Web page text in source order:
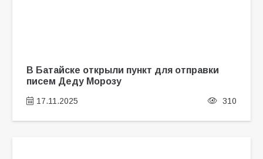
В Батайске открыли пункт для отправки
писем Деду Морозу
17.11.2025 310